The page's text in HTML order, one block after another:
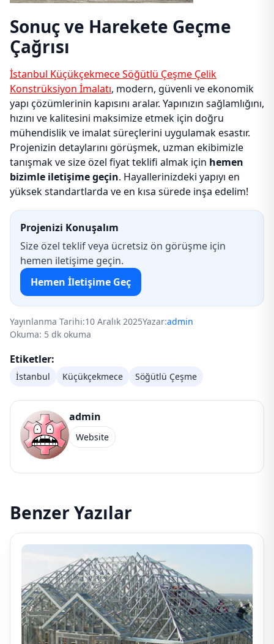
Sonuç ve Harekete Geçme
Çağrısı
İstanbul Küçükçekmece Söğütlü Çeşme Çelik
Konstrüksiyon İmalatı, modern, güvenli ve ekonomik
yapı çözümlerinin kapısını aralar. Yapınızın sağlamlığını,
hızını ve kalitesini maksimize etmek için doğru
mühendislik ve imalat süreçlerini uygulamak esastır.
Projenizin detaylarını görüşmek, uzman ekibimizle
tanışmak ve size özel fiyat teklifi almak için hemen
bizimle iletişime geçin. Hayallerinizdeki yapıyı en
yüksek standartlarda ve en kısa sürede inşa edelim!
Projenizi Konuşalım
Size özel teklif veya ücretsiz ön görüşme için
hemen iletişime geçin.
Hemen İletişime Geç
Yayınlanma Tarihi:10 Aralık 2025Yazar:admin
Okuma: 5 dk okuma
Etiketler:
İstanbul Küçükçekmece Söğütlü Çeşme
admin
Website
Benzer Yazılar